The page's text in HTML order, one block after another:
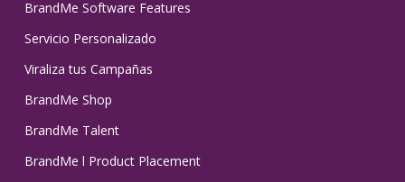
BrandMe Software Features
Servicio Personalizado
Viraliza tus Campañas
BrandMe Shop
BrandMe Talent
BrandMe l Product Placement